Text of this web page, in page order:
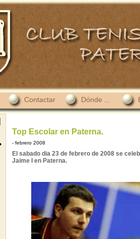
Contactar Dónde ...
Top Escolar en Paterna.
- febrero 2008
El sabado dia 23 de febrero de 2008 se
Jaime I en Paterna.